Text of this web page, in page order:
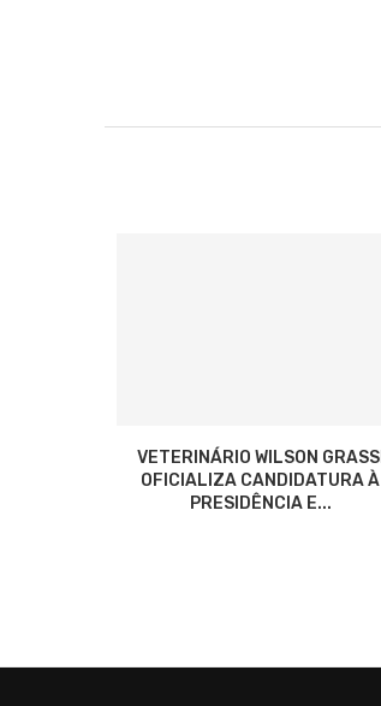
VETERINÁRIO WILSON GRASSI
OFICIALIZA CANDIDATURA À
PRESIDÊNCIA E...